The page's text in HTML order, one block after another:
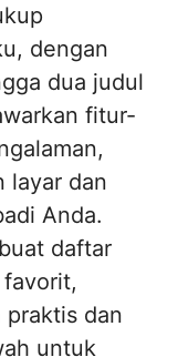
dengan
dua judul
fitur-
layar dan
Anda.
daftar
dan
untuk